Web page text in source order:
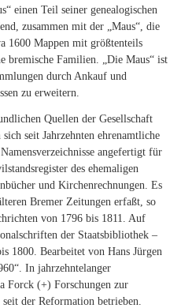
einen Teil seiner genealogischen
zusammen mit der „Maus“, die
1600 Mappen mit größtenteils
bremische Familien. „Die Maus“ ist
durch Ankauf und
zu erweitern.
Quellen der Gesellschaft
seit Jahrzehnten ehrenamtliche
angefertigt für
des ehemaligen
und Kirchenrechnungen. Es
Bremer Zeitungen erfaßt, so
von 1796 bis 1811. Auf
der Staatsbibliothek –
1800. Bearbeitet von Hans Jürgen
In jahrzehntelanger
Forck (+) Forschungen zur
seit der Reformation betrieben.